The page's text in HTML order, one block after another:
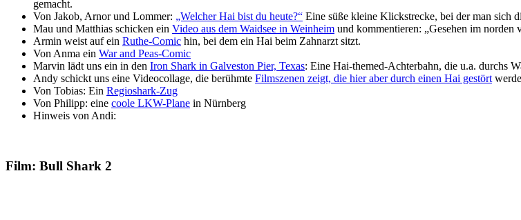
gemacht.
Von Jakob, Arnor und Lommer: „Welcher Hai bist du heute?“ Eine süße kleine Klickstrecke, bei der man sich
Mau und Matthias schicken ein Video aus dem Waidsee in Weinheim und kommentieren: „Gesehen im
Armin weist auf ein Ruthe-Comic hin, bei dem ein Hai beim Zahnarzt sitzt.
Von Anma ein War and Peas-Comic
Marvin lädt uns ein in den Iron Shark in Galveston Pier, Texas: Eine Hai-themed-Achterbahn, die u.a. durchs
Andy schickt uns eine Videocollage, die berühmte Filmszenen zeigt, die hier aber durch einen Hai gestört
Von Tobias: Ein Regioshark-Zug
Von Philipp: eine coole LKW-Plane in Nürnberg
Hinweis von Andi:
Film: Bull Shark 2